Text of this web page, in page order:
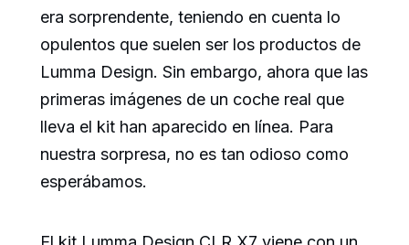
era sorprendente, teniendo en cuenta lo
opulentos que suelen ser los productos de
Lumma Design. Sin embargo, ahora que las
primeras imágenes de un coche real que
lleva el kit han aparecido en línea. Para
nuestra sorpresa, no es tan odioso como
esperábamos.